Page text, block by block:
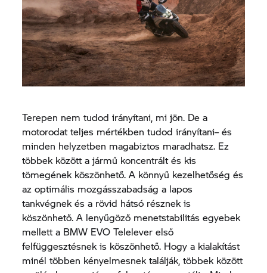
Terepen nem tudod irányítani, mi jön. De a
motorodat teljes mértékben tudod irányítani– és
minden helyzetben magabiztos maradhatsz. Ez
többek között a jármű koncentrált és kis
tömegének köszönhető. A könnyű kezelhetőség és
az optimális mozgásszabadság a lapos
tankvégnek és a rövid hátsó résznek is
köszönhető. A lenyűgöző menetstabilitás egyebek
mellett a BMW EVO Telelever első
felfüggesztésnek is köszönhető. Hogy a kialakítást
minél többen kényelmesnek találják, többek között